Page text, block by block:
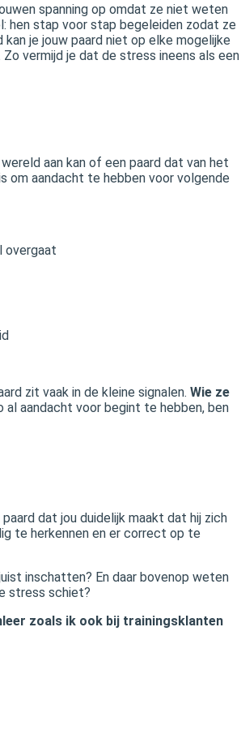
spanning op omdat ze niet weten
hen stap voor stap begeleiden zodat ze
je jouw paard niet op elke mogelijke
vermijd je dat de stress ineens als een
aan kan of een paard dat van het
om aandacht te hebben voor volgende
overgaat
zit vaak in de kleine signalen. Wie ze
al aandacht voor begint te hebben, ben
dat jou duidelijk maakt dat hij zich
te herkennen en er correct op te
inschatten? En daar bovenop weten
stress schiet?
zoals ik ook bij trainingsklanten